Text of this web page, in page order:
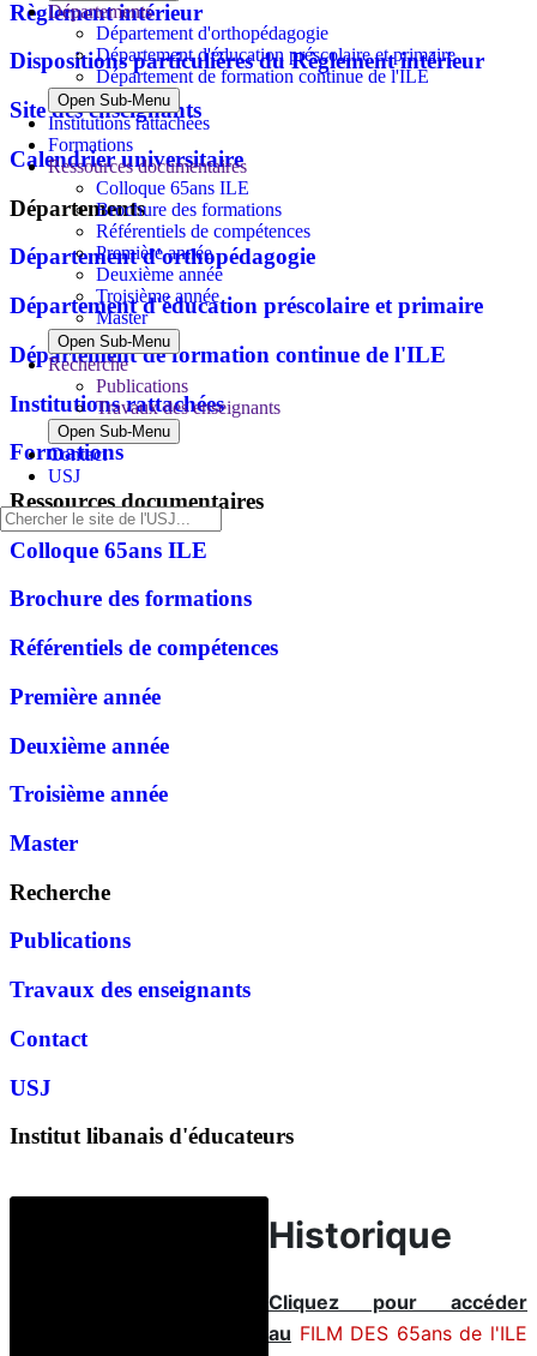
Départements
Département d'orthopédagogie
Département d'éducation préscolaire et primaire
Département de formation continue de l'ILE
Open Sub-Menu
Institutions rattachées
Formations
Ressources documentaires
Colloque 65ans ILE
Brochure des formations
Référentiels de compétences
Première année
Deuxième année
Troisième année
Master
Open Sub-Menu
Recherche
Publications
Travaux des enseignants
Open Sub-Menu
Contact
USJ
Règlement intérieur
Dispositions particulières du Règlement intérieur
Site des enseignants
Calendrier universitaire
Départements
Département d'orthopédagogie
Département d'éducation préscolaire et primaire
Département de formation continue de l'ILE
Institutions rattachées
Formations
Ressources documentaires
Colloque 65ans ILE
Brochure des formations
Référentiels de compétences
Première année
Deuxième année
Troisième année
Master
Recherche
Publications
Travaux des enseignants
Contact
USJ
Institut libanais d'éducateurs
Historique
Cliquez pour accéder
au FILM DES 65ans de l'ILE